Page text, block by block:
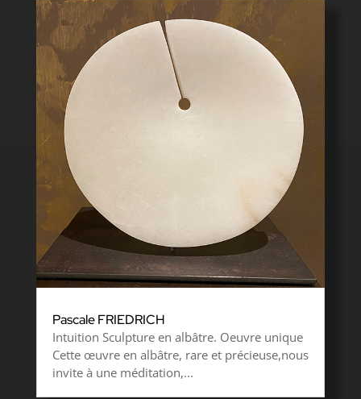
Pascale FRIEDRICH
Intuition Sculpture en albâtre. Oeuvre unique
Cette œuvre en albâtre, rare et précieuse,nous
invite à une méditation,...